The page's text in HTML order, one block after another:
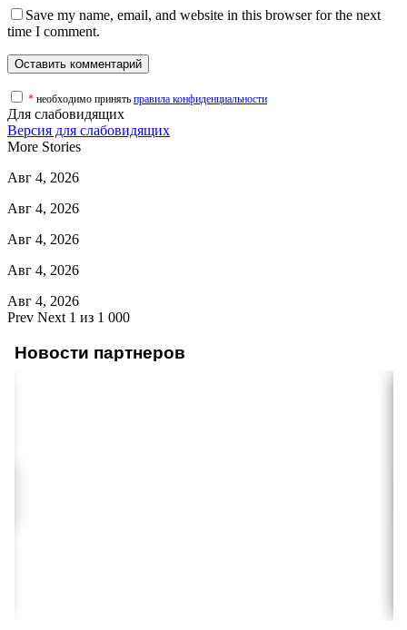
Save my name, email, and website in this browser for the next
time I comment.
* необходимо принять правила конфиденциальности
Для слабовидящих
Версия для слабовидящих
More Stories
Авг 4, 2026
Авг 4, 2026
Авг 4, 2026
Авг 4, 2026
Авг 4, 2026
Prev Next 1 из 1 000
Новости партнеров